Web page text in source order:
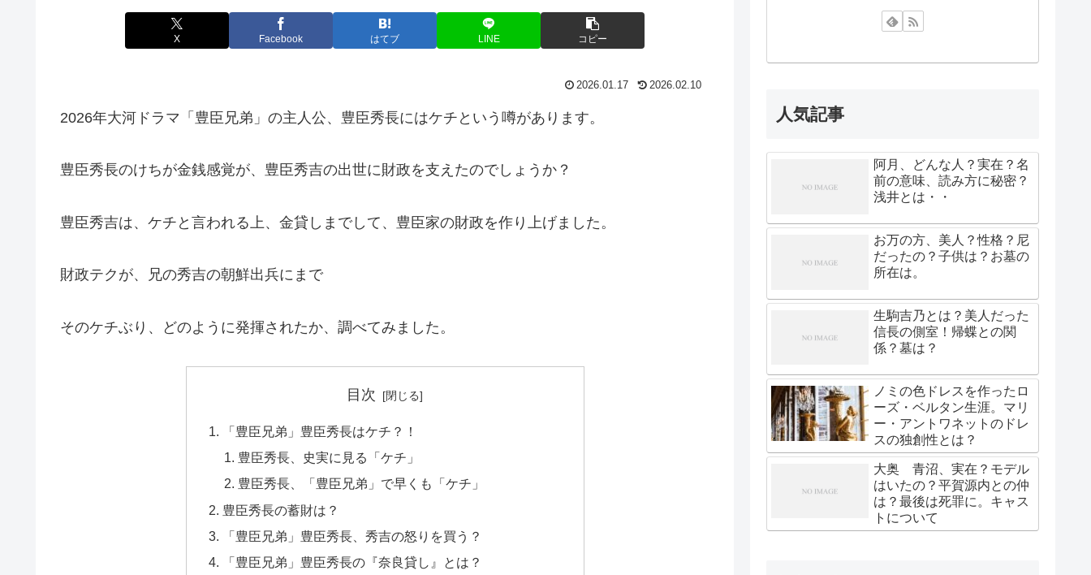
X Facebook はてブ LINE コピー
2026.01.17 2026.02.10
2026年大河ドラマ「豊臣兄弟」の主人公、豊臣秀長にはケチという噂があります。
豊臣秀長のけちが金銭感覚が、豊臣秀吉の出世に財政を支えたのでしょうか？
豊臣秀吉は、ケチと言われる上、金貸しまでして、豊臣家の財政を作り上げました。
財政テクが、兄の秀吉の朝鮮出兵にまで
そのケチぶり、どのように発揮されたか、調べてみました。
目次
「豊臣兄弟」豊臣秀長はケチ？！
豊臣秀長、史実に見る「ケチ」
豊臣秀長、「豊臣兄弟」で早くも「ケチ」
豊臣秀長の蓄財は？
「豊臣兄弟」豊臣秀長、秀吉の怒りを買う？
「豊臣兄弟」豊臣秀長の『奈良貸し』とは？
人気記事
阿月、どんな人？実在？名
前の意味、読み方に秘密？
浅井とは・・
お万の方、美人？性格？尼
だったの？子供は？お墓の
所在は。
生駒吉乃とは？美人だった
信長の側室！帰蝶との関
係？墓は？
ノミの色ドレスを作ったロ
ーズ・ベルタン生涯。マリ
ー・アントワネットのドレ
スの独創性とは？
大奥 青沼、実在？モデル
はいたの？平賀源内との仲
は？最後は死罪に。キャス
トについて